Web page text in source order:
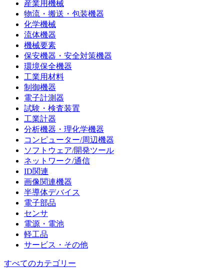
産業用機械
物流・搬送・包装機器
化学機械
流体機器
機械要素
保安機器・安全対策機器
環境保全機器
工業用材料
制御機器
電子計測器
試験・検査装置
工業計器
分析機器・理化学機器
コンピューター/周辺機器
ソフトウェア/開発ツール
ネットワーク/通信
ID関連
画像関連機器
半導体デバイス
電子部品
センサ
電源・電池
軽工品
サービス・その他
すべてのカテゴリー